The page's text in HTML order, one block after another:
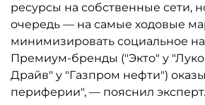
ресурсы на собственные сети,
очередь — на самые ходовые
минимизировать социальное
Премиум-бренды ("Экто" у
Драйв" у "Газпром нефти")
периферии", — пояснил эксперт.